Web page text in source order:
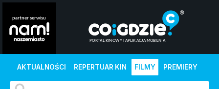
AKTUALNOŚCI REPERTUAR KIN FILMY PREMIERY